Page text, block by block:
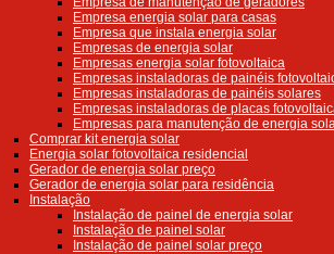
Empresa energia solar para casas
Empresa que instala energia solar
Empresas de energia solar
Empresas energia solar fotovoltaica
Empresas instaladoras de painéis
Empresas instaladoras de painéis solares
Empresas instaladoras de placas
Empresas para manutenção de energia
Comprar kit energia solar
Energia solar fotovoltaica residencial
Gerador de energia solar preço
Gerador de energia solar para residência
Instalação
Instalação de painel de energia solar
Instalação de painel solar
Instalação de painel solar preço